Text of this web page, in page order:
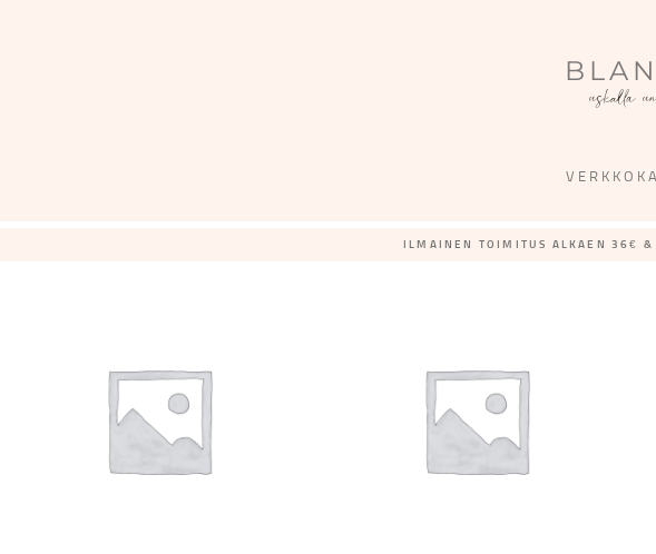
uskalla
ILMAINEN TOIMITUS ALKAEN 36€